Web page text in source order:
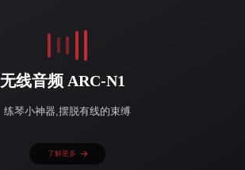
无线音频 ARC-N1
练琴小神器,摆脱有线的束缚
了解更多